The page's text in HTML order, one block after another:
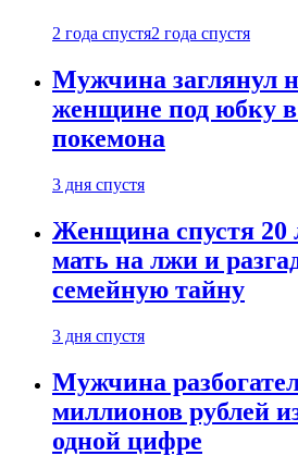
2 года спустя2 года спустя
Мужчина заглянул
женщине под юбку
покемона
3 дня спустя
Женщина спустя 20
мать на лжи и
семейную тайну
3 дня спустя
Мужчина
миллионов рублей
одной цифре